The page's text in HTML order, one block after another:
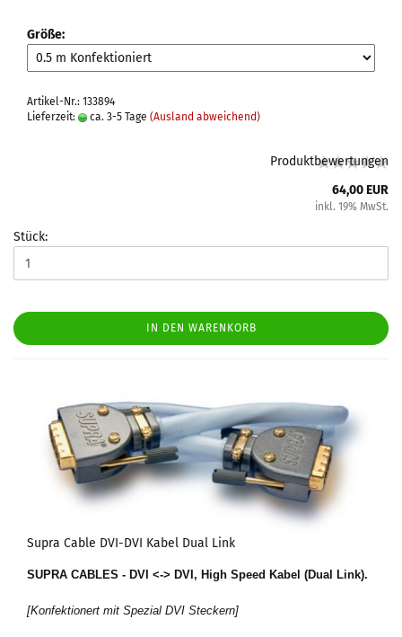
Größe:
Artikel-Nr.: 133894
Lieferzeit:
ca. 3-5 Tage (Ausland abweichend)
Produktbewertungen
64,00 EUR
inkl. 19% MwSt.
Stück:
IN DEN WARENKORB
Supra Cable DVI-DVI Kabel Dual Link
SUPRA CABLES - DVI <-> DVI, High Speed Kabel (Dual Link).
[Konfektionert mit Spezial DVI Steckern]